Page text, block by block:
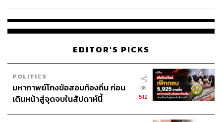
EDITOR'S PICKS
POLITICS
มหากาพย์โกงข้อสอบท้องถิ่น ก่อน
เดินหน้าสู่จุดจบในสัปดาห์นี้
512